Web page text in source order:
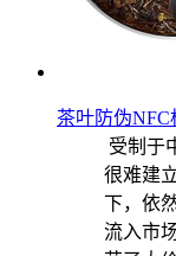
茶叶防伪NFC
受制于
很难建
下，依
流入市